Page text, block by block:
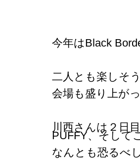
今年はBlack
二人とも楽しそ
会場も盛り上が
川西さんは２日
PUFFY、そして
なんとも恐るべ